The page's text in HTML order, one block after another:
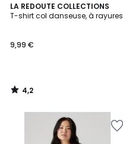
LA REDOUTE COLLECTIONS
T-shirt col danseuse, à rayures
9,99 €
4,2
/ 5
4,2
/